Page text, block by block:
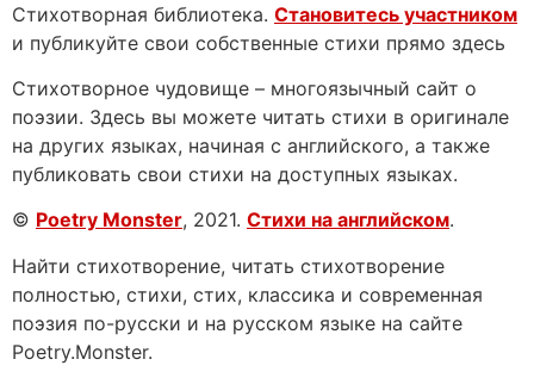
Стихотворная библиотека. Становитесь участником
и публикуйте свои собственные стихи прямо здесь
Стихотворное чудовище – многоязычный сайт о
поэзии. Здесь вы можете читать стихи в оригинале
на других языках, начиная с английского, а также
публиковать свои стихи на доступных языках.
© Poetry Monster, 2021. Стихи на английском.
Найти стихотворение, читать стихотворение
полностью, стихи, стих, классика и современная
поэзия по-русски и на русском языке на сайте
Poetry.Monster.